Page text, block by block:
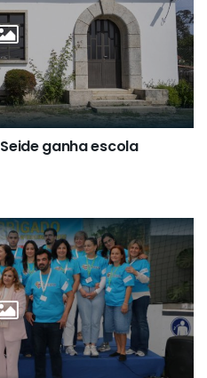
ganha escola